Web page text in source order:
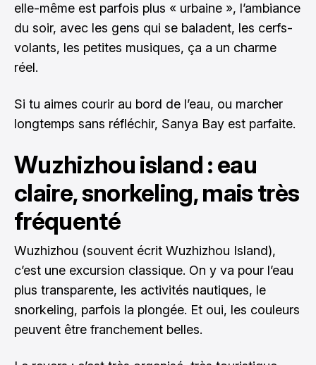
elle-même est parfois plus « urbaine », l’ambiance
du soir, avec les gens qui se baladent, les cerfs-
volants, les petites musiques, ça a un charme
réel.
Si tu aimes courir au bord de l’eau, ou marcher
longtemps sans réfléchir, Sanya Bay est parfaite.
Wuzhizhou island : eau
claire, snorkeling, mais très
fréquenté
Wuzhizhou (souvent écrit Wuzhizhou Island),
c’est une excursion classique. On y va pour l’eau
plus transparente, les activités nautiques, le
snorkeling, parfois la plongée. Et oui, les couleurs
peuvent être franchement belles.